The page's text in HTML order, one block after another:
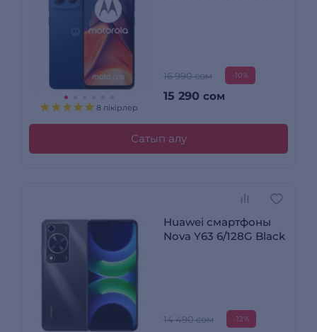
8 пікірлер
16 990 сом -10%
15 290 сом
Сатып алу
Huawei смартфоны
Nova Y63 6/128G Black
14 490 сом -12%